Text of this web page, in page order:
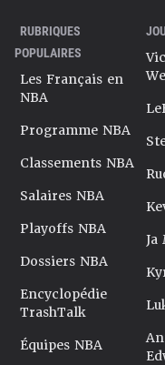
RUBRIQUES
POPULAIRES
Les Français en
NBA
Programme NBA
Classements NBA
Salaires NBA
Playoffs NBA
Dossiers NBA
Encyclopédie
TrashTalk
Équipes NBA
Ja